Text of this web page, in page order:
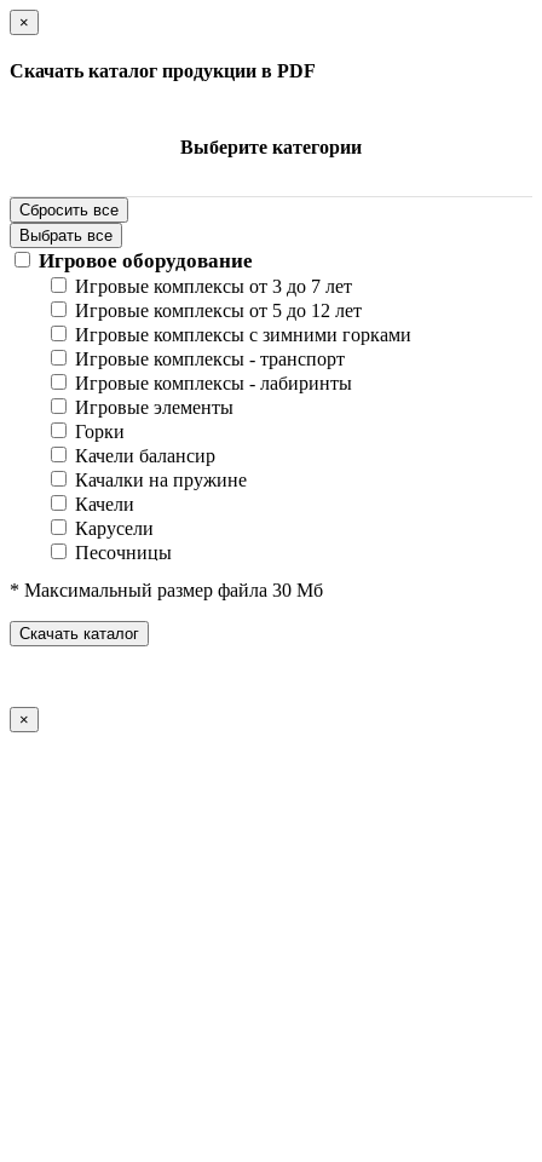
×
Скачать каталог продукции в PDF
Выберите категории
Сбросить все
Выбрать все
Игровое оборудование
Игровые комплексы от 3 до 7 лет
Игровые комплексы от 5 до 12 лет
Игровые комплексы с зимними горками
Игровые комплексы - транспорт
Игровые комплексы - лабиринты
Игровые элементы
Горки
Качели балансир
Качалки на пружине
Качели
Карусели
Песочницы
Домики-беседки
Детские столики и скамьи
Теневые навесы и сцены
* Максимальный размер файла 30 Мб
Скачать каталог
×